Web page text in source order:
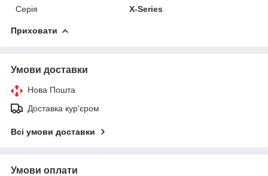
Серія
X-Series
Приховати
Умови доставки
Нова Пошта
Доставка кур'єром
Всі умови доставки
Умови оплати